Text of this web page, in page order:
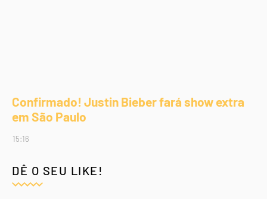
Confirmado! Justin Bieber fará show extra
em São Paulo
15:16
DÊ O SEU LIKE!